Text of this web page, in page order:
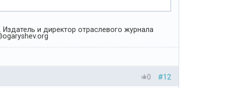
и директор отраслевого журнала
#12
0